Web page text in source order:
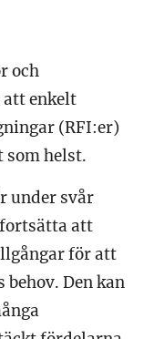
och
enkelt
(RFI:er)
som helst.
under svår
fortsätta att
för att
Den kan